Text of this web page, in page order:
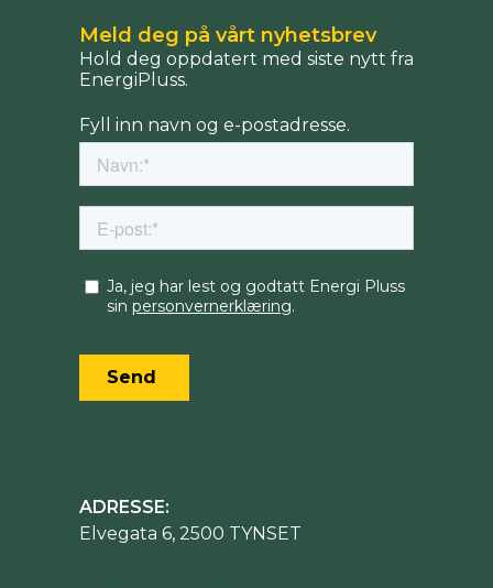
Meld deg på vårt nyhetsbrev
Hold deg oppdatert med siste nytt fra
EnergiPluss.
Fyll inn navn og e-postadresse.
ADRESSE:
Elvegata 6, 2500 TYNSET